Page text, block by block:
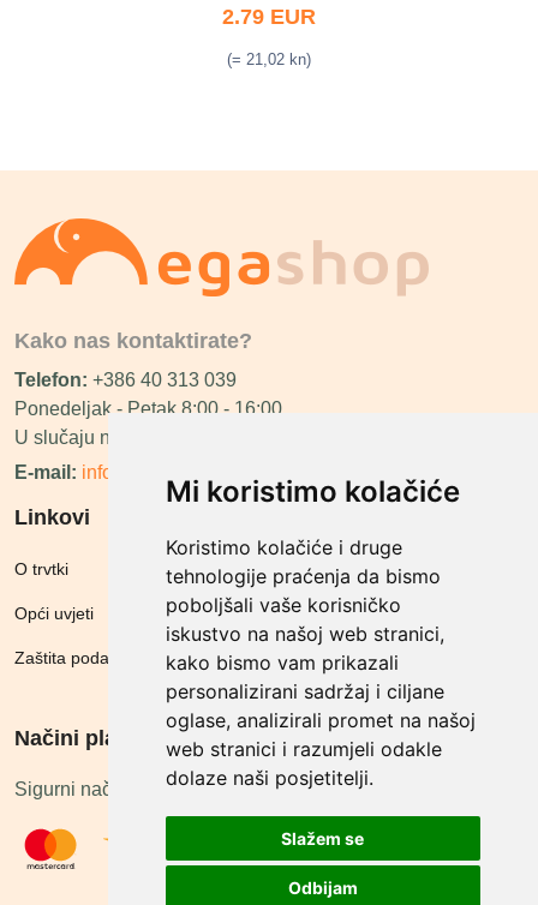
Mi koristimo kolačiće
Koristimo kolačiće i druge
tehnologije praćenja da bismo
poboljšali vaše korisničko
iskustvo na našoj web stranici,
kako bismo vam prikazali
personalizirani sadržaj i ciljane
oglase, analizirali promet na našoj
web stranici i razumjeli odakle
dolaze naši posjetitelji.
Slažem se
Odbijam
2.79 EUR
(= 21,02 kn)
Kako nas kontaktirate?
Telefon: +386 40 313 039
Ponedeljak - Petak 8:00 - 16:00
U slučaju neraspoloživosti ćemo vas nazvati.
E-mail: info@megashop.hr
Linkovi
O trvtki
Opći uvjeti
Zaštita podataka
Načini plačanja
Sigurni načini plaćanja